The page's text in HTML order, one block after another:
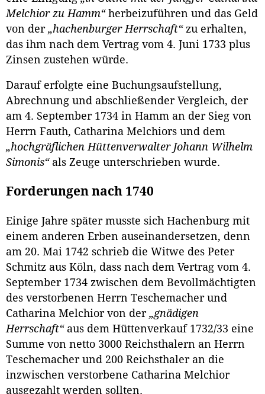
Melchior zu Hamm“ herbeizuführen und das Geld
von der „hachenburger Herrschaft“ zu erhalten,
das ihm nach dem Vertrag vom 4. Juni 1733 plus
Zinsen zustehen würde.
Darauf erfolgte eine Buchungsaufstellung,
Abrechnung und abschließender Vergleich, der
am 4. September 1734 in Hamm an der Sieg von
Herrn Fauth, Catharina Melchiors und dem
„hochgräflichen Hüttenverwalter Johann Wilhelm
Simonis“ als Zeuge unterschrieben wurde.
Forderungen nach 1740
Einige Jahre später musste sich Hachenburg mit
einem anderen Erben auseinandersetzen, denn
am 20. Mai 1742 schrieb die Witwe des Peter
Schmitz aus Köln, dass nach dem Vertrag vom 4.
September 1734 zwischen dem Bevollmächtigten
des verstorbenen Herrn Teschemacher und
Catharina Melchior von der „gnädigen
Herrschaft“ aus dem Hüttenverkauf 1732/33 eine
Summe von netto 3000 Reichsthalern an Herrn
Teschemacher und 200 Reichsthaler an die
inzwischen verstorbene Catharina Melchior
ausgezahlt werden sollten.